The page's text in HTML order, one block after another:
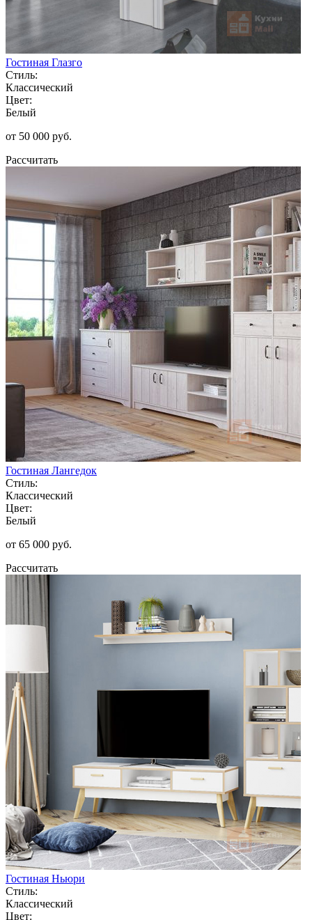
Гостиная Глазго
Стиль:
Классический
Цвет:
Белый
от 50 000 руб.
Рассчитать
Гостиная Лангедок
Стиль:
Классический
Цвет:
Белый
от 65 000 руб.
Рассчитать
Гостиная Ньюри
Стиль:
Классический
Цвет: